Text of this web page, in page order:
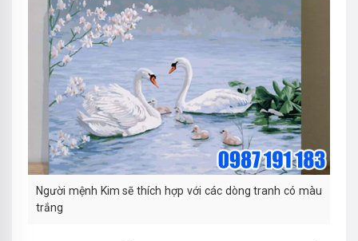
Người mệnh Kim sẽ thích hợp với các dòng tranh có màu
trắng